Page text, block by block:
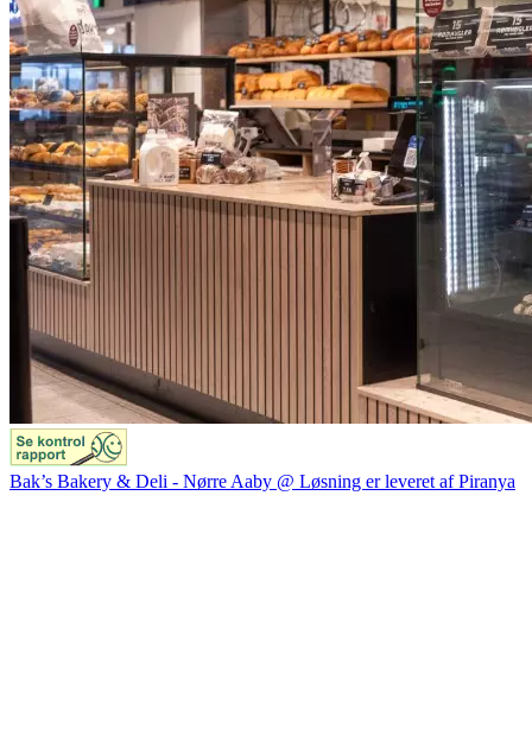
Bak’s Bakery & Deli - Nørre Aaby @ Løsning er leveret af Piranya